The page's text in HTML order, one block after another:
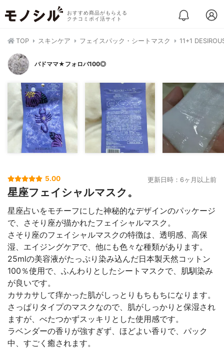
おすすめ商品がもらえる
クチコミポイ活サイト
TOP スキンケア フェイスパック・シートマスク 11+1
バドママ★フォロバ100◎
5.00 更新日時：6ヶ月以上前
星座フェイシャルマスク。
星座占いをモチーフにした神秘的なデザインのパッケージ
で、さそり座が描かれたフェイシャルマスク。
さそり座のフェイシャルマスクの特徴は、透明感、高保
湿、エイジングケアで、他にも色々な種類があります。
25mlの美容液がたっぷり染み込んだ日本製天然コットン
100％使用で、ふんわりとしたシートマスクで、肌馴染み
が良いです。
カサカサして痒かった肌がしっとりもちもちになります。
さっぱりタイプのマスクなので、肌がしっかりと保湿され
ますが、べたつかずスッキリとした使用感です。
ラベンダーの香りが強すぎず、ほどよい香りで、パック
中、すごく癒されます。